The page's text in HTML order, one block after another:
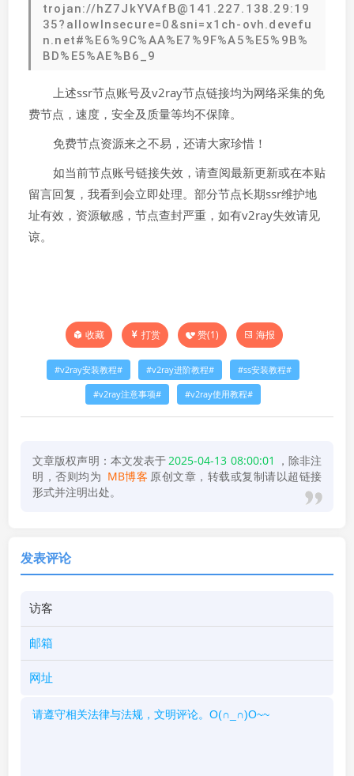
trojan://hZ7JkYVAfB@141.227.138.29:19
35?allowInsecure=0&sni=x1ch-ovh.devefu
n.net#%E6%9C%AA%E7%9F%A5%E5%9B%
BD%E5%AE%B6_9
上述ssr节点账号及v2ray节点链接均为网络采集的免
费节点，速度，安全及质量等均不保障。
免费节点资源来之不易，还请大家珍惜！
如当前节点账号链接失效，请查阅最新更新或在本贴
留言回复，我看到会立即处理。部分节点长期ssr维护地
址有效，资源敏感，节点查封严重，如有v2ray失效请见
谅。
收藏 打赏 赞(1) 海报
v2ray安装教程 v2ray进阶教程 ss安装教程
v2ray注意事项 v2ray使用教程
文章版权声明：本文发表于2025-04-13 08:00:01
，除非注
明，否则均为 MB博客 原创文章，转载或复制请以超链接
形式并注明出处。
发表评论